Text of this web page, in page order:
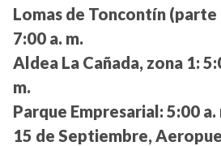
Lomas de Toncontín (parte
7:00 a. m.
Aldea La Cañada, zona 1:
m.
Parque Empresarial: 5:00 a.
15 de Septiembre,